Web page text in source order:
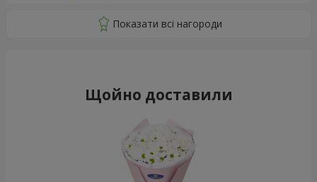
Щойно доставили